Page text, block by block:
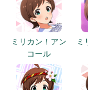
ミリカン！アン
コール
ミ